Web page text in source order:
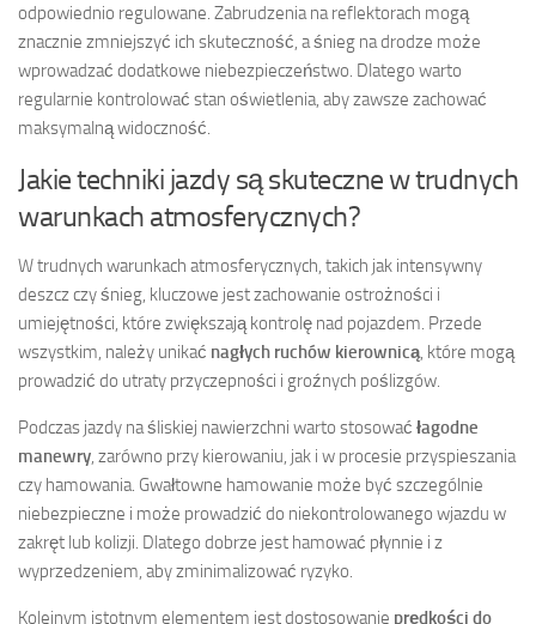
odpowiednio regulowane. Zabrudzenia na reflektorach mogą
znacznie zmniejszyć ich skuteczność, a śnieg na drodze może
wprowadzać dodatkowe niebezpieczeństwo. Dlatego warto
regularnie kontrolować stan oświetlenia, aby zawsze zachować
maksymalną widoczność.
Jakie techniki jazdy są skuteczne w trudnych
warunkach atmosferycznych?
W trudnych warunkach atmosferycznych, takich jak intensywny
deszcz czy śnieg, kluczowe jest zachowanie ostrożności i
umiejętności, które zwiększają kontrolę nad pojazdem. Przede
wszystkim, należy unikać nagłych ruchów kierownicą , które mogą
prowadzić do utraty przyczepności i groźnych poślizgów.
Podczas jazdy na śliskiej nawierzchni warto stosować łagodne
manewry , zarówno przy kierowaniu, jak i w procesie przyspieszania
czy hamowania. Gwałtowne hamowanie może być szczególnie
niebezpieczne i może prowadzić do niekontrolowanego wjazdu w
zakręt lub kolizji. Dlatego dobrze jest hamować płynnie i z
wyprzedzeniem, aby zminimalizować ryzyko.
Kolejnym istotnym elementem jest dostosowanie prędkości do